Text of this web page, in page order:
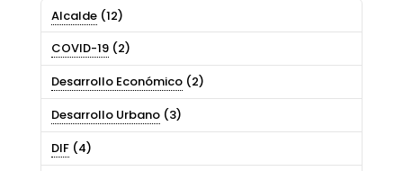
Alcalde(12)
COVID-19(2)
Desarrollo Económico(2)
Desarrollo Urbano(3)
DIF(4)